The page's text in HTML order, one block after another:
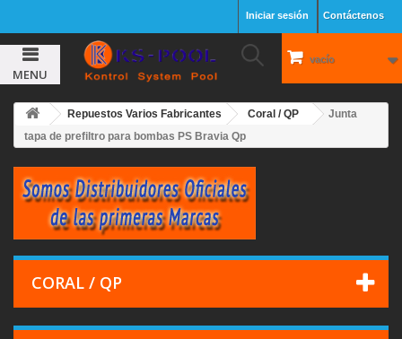
Contáctenos
Iniciar sesión
vacío
MENU
Repuestos Varios Fabricantes Coral / QP
Junta
tapa de prefiltro para bombas PS Bravia Qp
CORAL / QP